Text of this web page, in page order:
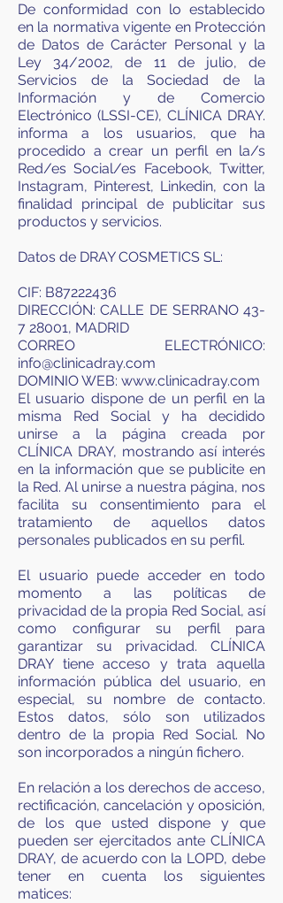
De conformidad con lo establecido
en la normativa vigente en Protección
de Datos de Carácter Personal y la
Ley 34/2002, de 11 de julio, de
Servicios de la Sociedad de la
Información y de Comercio
Electrónico (LSSI-CE), CLÍNICA DRAY.
informa a los usuarios, que ha
procedido a crear un perfil en la/s
Red/es Social/es Facebook, Twitter,
Instagram, Pinterest, Linkedin, con la
finalidad principal de publicitar sus
productos y servicios.
Datos de DRAY COSMETICS SL:
CIF: B87222436
DIRECCIÓN: CALLE DE SERRANO 43-
7 28001, MADRID
CORREO ELECTRÓNICO:
info@clinicadray.com
DOMINIO WEB: www.clinicadray.com
El usuario dispone de un perfil en la
misma Red Social y ha decidido
unirse a la página creada por
CLÍNICA DRAY, mostrando así interés
en la información que se publicite en
la Red. Al unirse a nuestra página, nos
facilita su consentimiento para el
tratamiento de aquellos datos
personales publicados en su perfil.
El usuario puede acceder en todo
momento a las políticas de
privacidad de la propia Red Social, así
como configurar su perfil para
garantizar su privacidad. CLÍNICA
DRAY tiene acceso y trata aquella
información pública del usuario, en
especial, su nombre de contacto.
Estos datos, sólo son utilizados
dentro de la propia Red Social. No
son incorporados a ningún fichero.
En relación a los derechos de acceso,
rectificación, cancelación y oposición,
de los que usted dispone y que
pueden ser ejercitados ante CLÍNICA
DRAY, de acuerdo con la LOPD, debe
tener en cuenta los siguientes
matices: